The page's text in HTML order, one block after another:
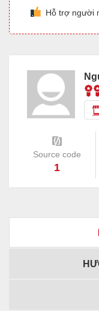
Hỗ trợ người
Source code
1